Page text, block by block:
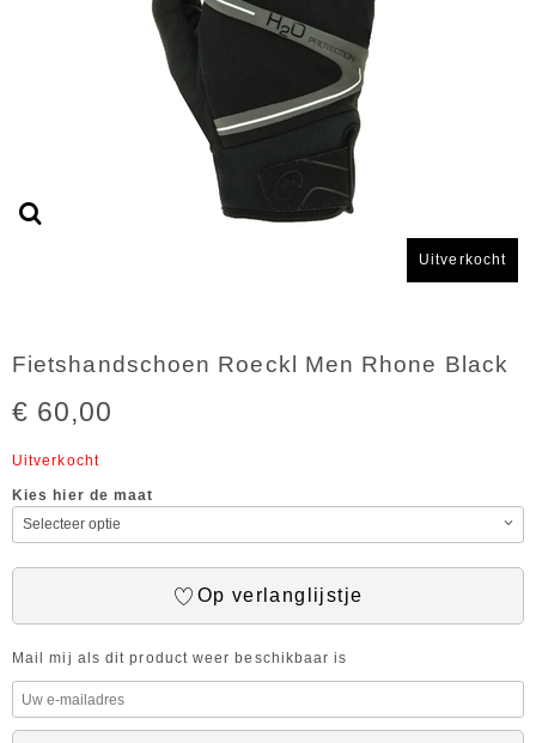
Uitverkocht
Fietshandschoen Roeckl Men Rhone Black
€ 60,00
Uitverkocht
Kies hier de maat
Op verlanglijstje
Mail mij als dit product weer beschikbaar is